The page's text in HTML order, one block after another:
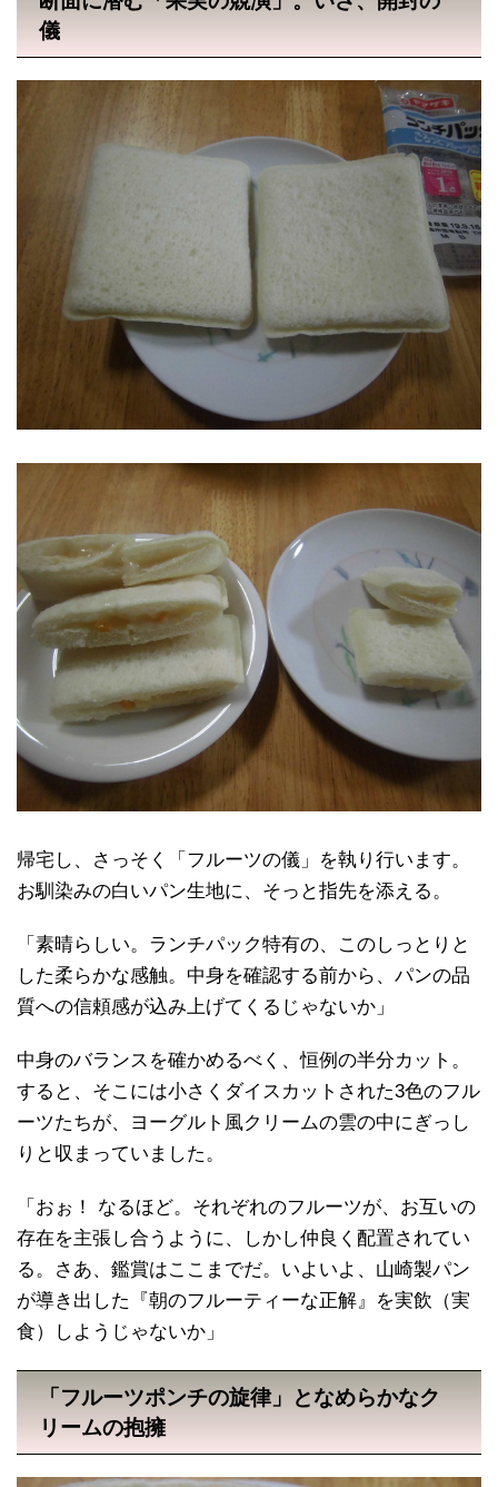
儀
帰宅し、さっそく「フルーツの儀」を執り行います。
お馴染みの白いパン生地に、そっと指先を添える。
「素晴らしい。ランチパック特有の、このしっとりと
した柔らかな感触。中身を確認する前から、パンの品
質への信頼感が込み上げてくるじゃないか」
中身のバランスを確かめるべく、恒例の半分カット。
すると、そこには小さくダイスカットされた3色のフル
ーツたちが、ヨーグルト風クリームの雲の中にぎっし
りと収まっていました。
「おぉ！ なるほど。それぞれのフルーツが、お互いの
存在を主張し合うように、しかし仲良く配置されてい
る。さあ、鑑賞はここまでだ。いよいよ、山崎製パン
が導き出した『朝のフルーティーな正解』を実飲（実
食）しようじゃないか」
「フルーツポンチの旋律」となめらかなク
リームの抱擁